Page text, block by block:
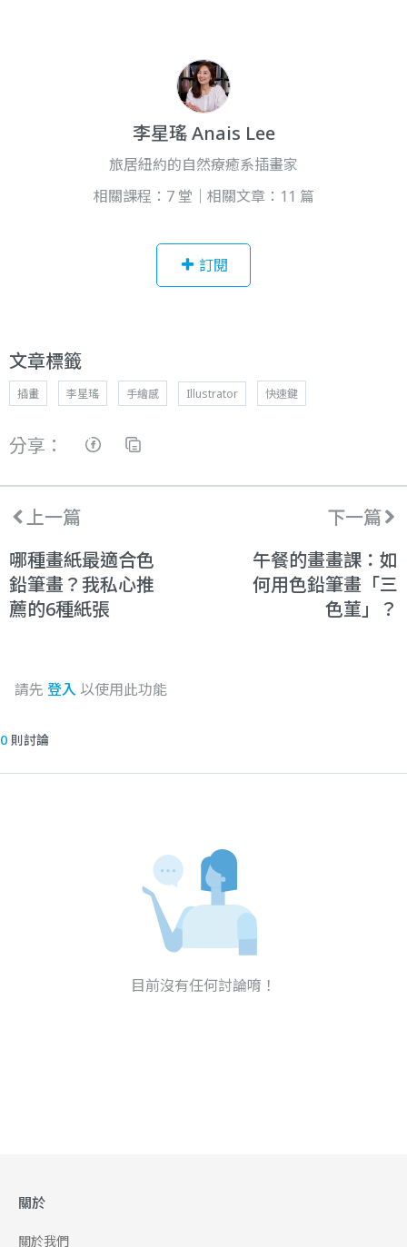
李星瑤 Anais Lee
旅居紐約的自然療癒系插畫家
相關課程：7 堂｜相關文章：11 篇
訂閱
文章標籤
插畫 李星瑤 手繪感 Illustrator 快速鍵
分享：
上一篇
哪種畫紙最適合色
鉛筆畫？我私心推
薦的6種紙張
下一篇
午餐的畫畫課：如
何用色鉛筆畫「三
色菫」？
請先 登入 以使用此功能
0 則討論
目前沒有任何討論唷！
關於
關於我們